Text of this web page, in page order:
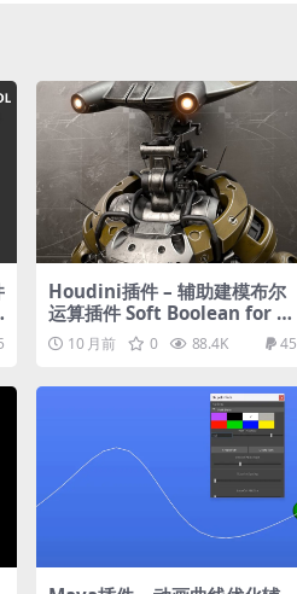
Houdini插件 – 辅助建模布尔
运算插件 Soft Boolean for H
oudini and maya
10 月前 0 88.4K 45